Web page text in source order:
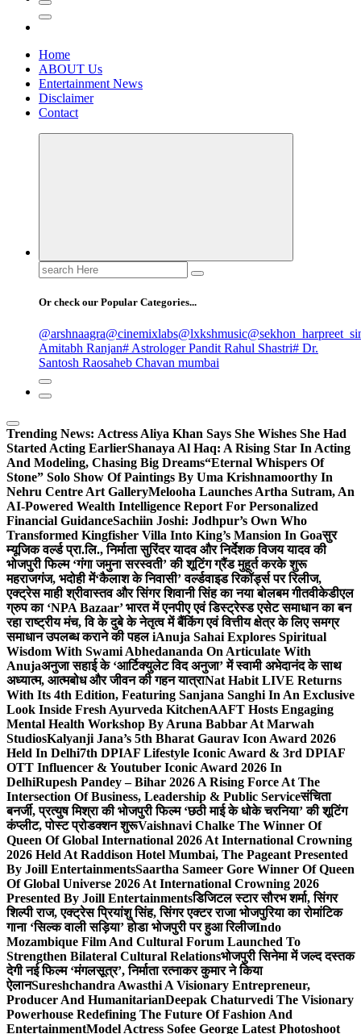
Home
ABOUT Us
Entertainment News
Disclaimer
Contact
Search
for:
Or check our Popular Categories...
@arshnaagra@cinemixlabs@lxkshmusic
Amitabh Ranjan# Astrologer Pandit Rahul Shastri# Dr.
Santosh Raosaheb Chavan mumbai
Trending News: Actress Aliya Khan Says She Wishes She Had
Started Acting EarlierShanaya Al Haq: A Rising Star In Acting
And Modeling, Chasing Big Dreams“Eternal Whispers Of
Stone” Solo Show Of Paintings By Uma Krishnamoorthy In
Nehru Centre Art GalleryMelooha Launches Artha Sutram, An
AI-Powered Wealth Intelligence Report For Personalized
Financial GuidanceSachiin Joshi: Jodhpur’s Own Who
Transformed Kingfisher Villa Into King’s Mansion In Goaसुर
म्यूजिक वर्ल्ड प्रा.लि., निर्माता सुरिंदर यादव और निर्देशक विजय यादव की
भोजपुरी फिल्म ‘गंगा जमुना सरस्वती’ की शूटिंग ग्रैंड मुहूर्त करके शुरू
महराजगंज, भदोही में‘कैलाश के निवासी’ वर्ल्डवाइड रिकॉर्ड्स पर रिलीज,
एक्ट्रेस माही श्रीवास्तव और सिंगर शिवानी सिंह का नया बोलबम गीतवीकेडीएल
ग्रुप का ‘NPA Bazaar’ भारत में एनपीए एवं डिस्ट्रेस्ड एसेट समाधान का बन
रहा राष्ट्रीय मंच, वि के दुबे के नेतृत्व में बैंकिंग एवं वित्तीय क्षेत्र के लिए समग्र
समाधान उपलब्ध कराने की पहल iAnuja Sahai Explores Spiritual
Wisdom With Swami Abhedananda On Articulate With
Anujaअनुजा सहाई के ‘आर्टिक्युलेट विद अनुजा’ में स्वामी अभेदानंद के साथ
अध्यात्म, आत्मबोध और जीवन की गहन यात्राNat Habit LIVE Returns
With Its 4th Edition, Featuring Sanjana Sanghi In An Exclusive
Look Inside Fresh Ayurveda KitchenAAFT Hosts Engaging
Mental Health Workshop By Aruna Babbar At Marwah
StudiosKalyanji Jana’s 5th Bharat Gaurav Icon Award 2026
Held In Delhi7th DPIAF Lifestyle Iconic Award & 3rd DPIAF
OTT Influencer & Youtuber Iconic Award 2026 In
DelhiRupesh Pandey – Bihar 2026 A Rising Force At The
Intersection Of Business, Leadership & Public Serviceसंचिता
बनर्जी, प्रत्युष मिश्रा की भोजपुरी फिल्म ‘छठी माई के धोके चरनिया’ की शूटिंग
कंप्लीट, पोस्ट प्रोडक्शन शुरूVaishnavi Chalke The Winner Of
Queen Of Global International 2026 At International Crowning
2026 Held At Raddison Hotel Mumbai, The Pageant Presented
By Joill EntertainmentsSaartha Sameer Gore Winner Of Queen
Of Global Universe 2026 At International Crowning 2026
Presented By Joill Entertainmentsडिजिटल स्टार सौरभ शर्मा, सिंगर
शिल्पी राज, एक्ट्रेस प्रियांशु सिंह, सिंगर एक्टर राजा भोजपुरिया का रोमांटिक
गाना ‘सिल्क वाली सड़िया’ होडा भोजपुरी पर हुआ रिलीजIndo
Mozambique Film And Cultural Forum Launched To
Strengthen Bilateral Cultural Relationsभोजपुरी सिनेमा में जल्द दस्तक
देगी नई फिल्म ‘मंगलसूत्र’, निर्माता रत्नाकर कुमार ने किया
ऐलानSureshchandra Awasthi A Visionary Entrepreneur,
Producer And HumanitarianDeepak Chaturvedi The Visionary
Powerhouse Redefining The Future Of Fashion And
EntertainmentModel Actress Sofee George Latest Photoshoot